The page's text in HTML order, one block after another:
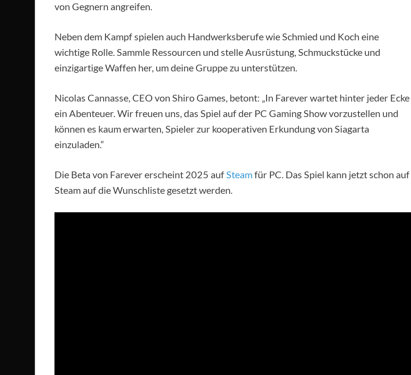
von Gegnern angreifen.
Neben dem Kampf spielen auch Handwerksberufe wie Schmied und Koch eine
wichtige Rolle. Sammle Ressourcen und stelle Ausrüstung, Schmuckstücke und
einzigartige Waffen her, um deine Gruppe zu unterstützen.
Nicolas Cannasse, CEO von Shiro Games, betont: „In Farever wartet hinter jeder Ecke
ein Abenteuer. Wir freuen uns, das Spiel auf der PC Gaming Show vorzustellen und
können es kaum erwarten, Spieler zur kooperativen Erkundung von Siagarta
einzuladen.“
Die Beta von Farever erscheint 2025 aufSteamfür PC. Das Spiel kann jetzt schon auf
Steam auf die Wunschliste gesetzt werden.